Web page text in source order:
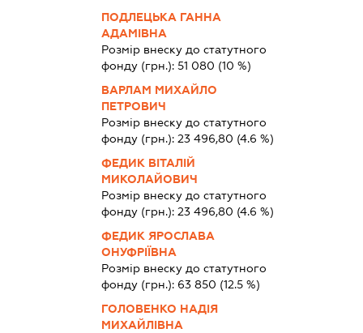
ПОДЛЕЦЬКА ГАННА
АДАМІВНА
Розмір внеску до статутного
фонду (грн.): 51 080 (10 %)
ВАРЛАМ МИХАЙЛО
ПЕТРОВИЧ
Розмір внеску до статутного
фонду (грн.): 23 496,80 (4.6 %)
ФЕДИК ВІТАЛІЙ
МИКОЛАЙОВИЧ
Розмір внеску до статутного
фонду (грн.): 23 496,80 (4.6 %)
ФЕДИК ЯРОСЛАВА
ОНУФРІЇВНА
Розмір внеску до статутного
фонду (грн.): 63 850 (12.5 %)
ГОЛОВЕНКО НАДІЯ
МИХАЙЛІВНА